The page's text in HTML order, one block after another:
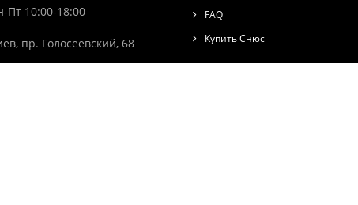
Пт 10:00-18:00
пр. Голосеевский, 68
FAQ
Купить Снюс